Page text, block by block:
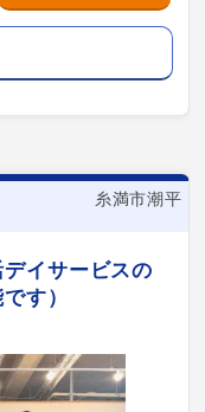
糸満市潮平
イサービスの
す）